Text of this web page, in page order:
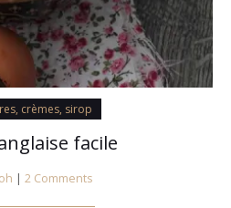
crèmes, sirop
facile
| 2 Comments